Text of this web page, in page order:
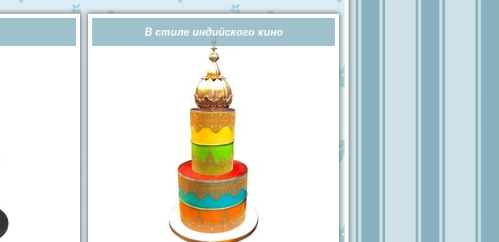
В стиле индийского кино